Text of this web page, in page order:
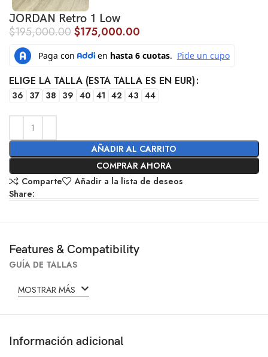
JORDAN Retro 1 Low
$195,000.00$175,000.00
ELIGE LA TALLA (ESTA TALLA ES EN EUR)
36 37 38 39 40 41 42 43 44
AÑADIR AL CARRITO
COMPRAR AHORA
Comparte
Añadir a la lista de deseos
Share:
Features & Compatibility
GUÍA DE TALLAS
MOSTRAR MÁS
Información adicional